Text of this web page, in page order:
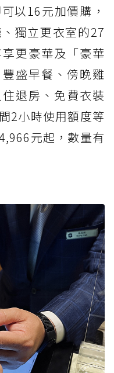
以16元加價購，
獨立更衣室的27
更豪華及「豪華
盛早餐、傍晚雞
退房、免費衣裝
2小時使用額度等
元起，數量有